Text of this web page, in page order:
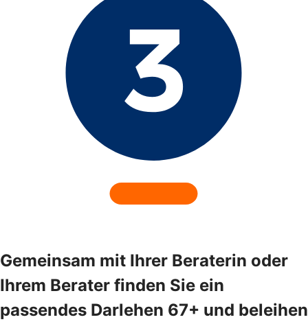
Gemeinsam mit Ihrer Beraterin oder
Ihrem Berater finden Sie ein
passendes Darlehen 67+ und beleihen